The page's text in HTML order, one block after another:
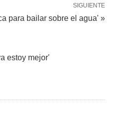
SIGUIENTE
para bailar sobre el agua' »
estoy mejor'